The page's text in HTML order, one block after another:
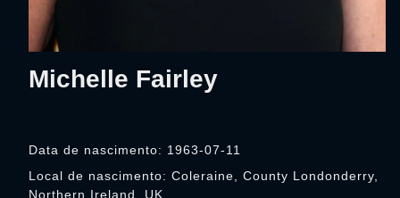
Michelle Fairley
Data de nascimento: 1963-07-11
Local de nascimento: Coleraine, County Londonderry,
Northern Ireland, UK